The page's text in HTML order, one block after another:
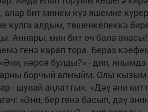
бит минем күз яшемне
кулга алдым, төшенкелеккә
Аннары, мин бит өч бала
генә карап тора. Бераз
нәрсә булды?» - дип, янымда
борчый алмыйм. Олы кызым
- шулай аңлаттык. «Дәү әни
«Әни, бер генә басып, дәү